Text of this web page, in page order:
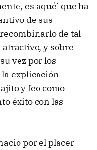
es aquél que ha
de sus
de tal
y sobre
vez por los
la explicación
y feo como
éxito con las
por el placer